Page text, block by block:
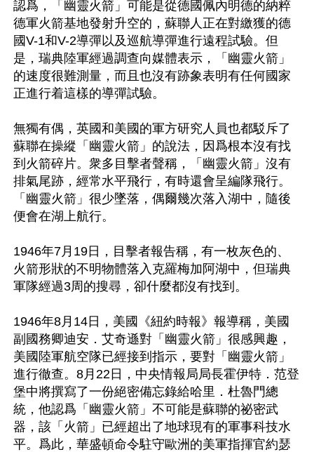
認爲，「幽靈火箭」可能是從德國佩內明德的納粹
德軍火箭基地發射升空的，蘇聯人正在對繳獲的德
國V-1和V-2導彈以及巡航導彈進行遠程試驗。但
是，瑞典陸軍經過調查向媒體表示，「幽靈火箭」
的速度很難測量，而且也沒有跡象表明有任何國家
正進行着這樣的導彈試驗。
無獨有偶，英國和美國的軍方研究人員也都駁斥了
蘇聯在操縱「幽靈火箭」的說法，因爲根本沒有找
到火箭碎片。衆多目擊者聲稱，「幽靈火箭」沒有
排氣尾跡，經常水平飛行，有時還會呈編隊飛行。
「幽靈火箭」很少墜落，偶爾幾次落入湖中，隨後
便會在湖上航行。
1946年7月19日，目擊者報告稱，有一枚灰色的、
火箭形狀的不明物體落入克羅梅加阿湖中，但瑞典
軍隊經過3周的搜尋，卻什麼都沒有找到。
1946年8月14日，美國《紐約時報》報導稱，美國
副國務卿迪安．艾奇遜對「幽靈火箭」很感興趣，
美國陸軍航空隊已經接到指示，要對「幽靈火箭」
進行徹查。8月22日，中央情報局局長霍伊特．范登
堡中將撰寫了一份絕密備忘錄給哈里．杜魯門總
統，他認爲「幽靈火箭」不可能是蘇聯的祕密武
器，該「火箭」已經超出了地球現有的軍事科技水
平。爲此，華盛頓命令駐守歐洲的美軍指揮官約瑟